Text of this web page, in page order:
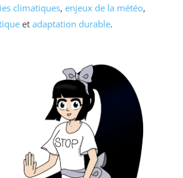
climatiques, enjeux de la météo,
et adaptation durable.